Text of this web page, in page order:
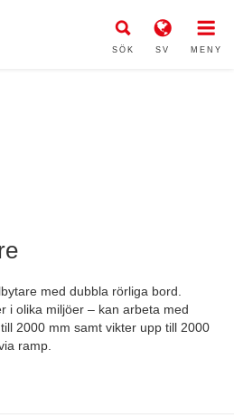
SÖK SV MENY
med dubbla rörliga bord.
i olika miljöer – kan arbeta med
2000 mm samt vikter upp till 2000
ramp.